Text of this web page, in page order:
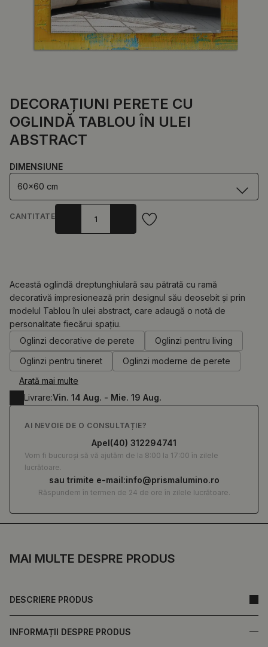
MAI MULTE DESPRE PRODUS
DESCRIERE PRODUS
INFORMAȚII DESPRE PRODUS
DECORAȚIUNI PERETE CU
OGLINDĂ TABLOU ÎN ULEI
ABSTRACT
DIMENSIUNE
60x60 cm
CANTITATE
0.00RON
Această oglindă dreptunghiulară sau pătrată cu ramă
decorativă impresionează prin designul său deosebit și prin
modelul Tablou în ulei abstract, care adaugă o notă de
personalitate fiecărui spațiu.
Oglinzi decorative de perete
Oglinzi pentru living
Oglinzi pentru tineret
Oglinzi moderne de perete
Arată mai multe
Livrare:Vin. 14 Aug. - Mie. 19 Aug.
AI NEVOIE DE O CONSULTAȚIE?
Apel(40) 312294741
Vom fi bucuroși să vă ajutăm de la 8:00 la 17:00 în zilele
lucrătoare.
sau trimite e-mail:info@prismalumino.ro
Răspundem în termen de 24 de ore în zilele lucrătoare.